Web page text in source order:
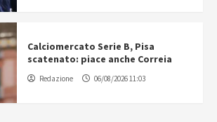
Calciomercato Serie B, Pisa
scatenato: piace anche Correia
Redazione 06/08/2026 11:03